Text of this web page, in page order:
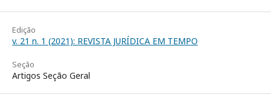
Edição
v. 21 n. 1 (2021): REVISTA JURÍDICA EM TEMPO
Seção
Artigos Seção Geral